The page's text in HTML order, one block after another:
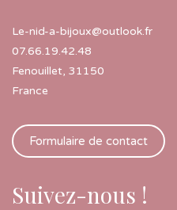
Le-nid-a-bijoux@outlook.fr
07.66.19.42.48
Fenouillet, 31150
France
Formulaire de contact
Suivez-nous !